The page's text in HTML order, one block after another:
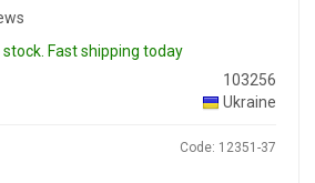
Fast shipping today
103256
Ukraine
Code: 12351-37